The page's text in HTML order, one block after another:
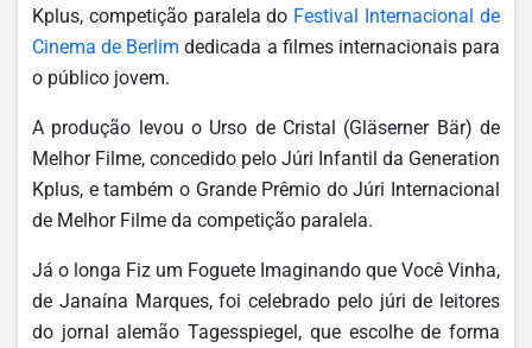
Kplus, competição paralela do Festival Internacional de
Cinema de Berlim dedicada a filmes internacionais para
o público jovem.
A produção levou o Urso de Cristal (Gläserner Bär) de
Melhor Filme, concedido pelo Júri Infantil da Generation
Kplus, e também o Grande Prêmio do Júri Internacional
de Melhor Filme da competição paralela.
Já o longa Fiz um Foguete Imaginando que Você Vinha,
de Janaína Marques, foi celebrado pelo júri de leitores
do jornal alemão Tagesspiegel, que escolhe de forma